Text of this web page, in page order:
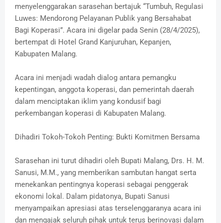
menyelenggarakan sarasehan bertajuk “Tumbuh, Regulasi
Luwes: Mendorong Pelayanan Publik yang Bersahabat
Bagi Koperasi”. Acara ini digelar pada Senin (28/4/2025),
bertempat di Hotel Grand Kanjuruhan, Kepanjen,
Kabupaten Malang.
Acara ini menjadi wadah dialog antara pemangku
kepentingan, anggota koperasi, dan pemerintah daerah
dalam menciptakan iklim yang kondusif bagi
perkembangan koperasi di Kabupaten Malang.
Dihadiri Tokoh-Tokoh Penting: Bukti Komitmen Bersama
Sarasehan ini turut dihadiri oleh Bupati Malang, Drs. H. M.
Sanusi, M.M., yang memberikan sambutan hangat serta
menekankan pentingnya koperasi sebagai penggerak
ekonomi lokal. Dalam pidatonya, Bupati Sanusi
menyampaikan apresiasi atas terselenggaranya acara ini
dan mengajak seluruh pihak untuk terus berinovasi dalam